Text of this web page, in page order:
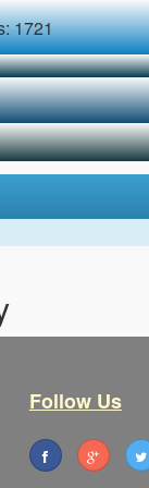
1721
Follow Us